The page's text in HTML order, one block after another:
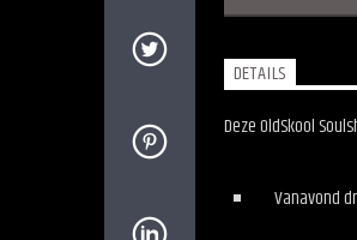
DETAILS
Deze OldSkool
Vanavond